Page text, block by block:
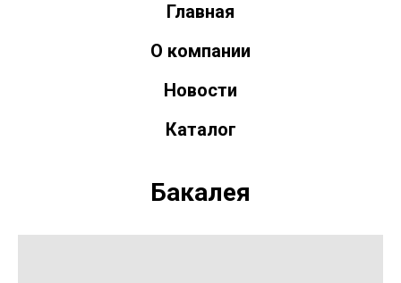
Главная
О компании
Новости
Каталог
Бакалея